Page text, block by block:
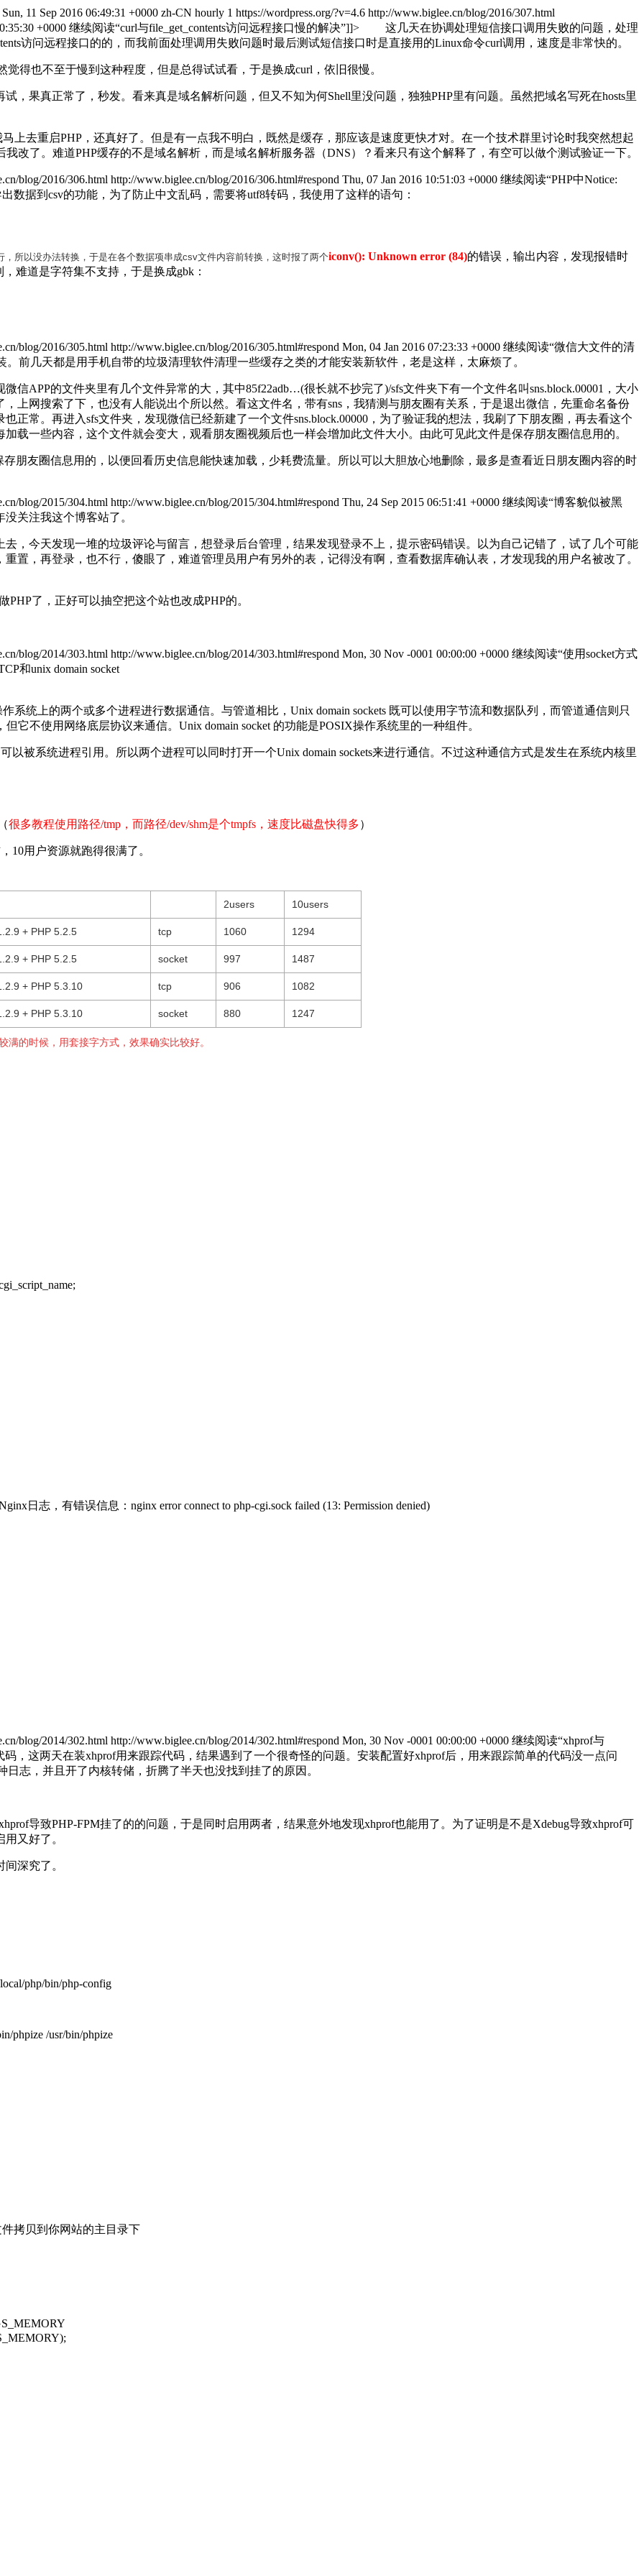
Sun, 11 Sep 2016 06:49:31 +0000 zh-CN hourly 1 https://wordpress.org/?v=4.6 http://www.biglee.cn/blog/2016/307.html
+0000 继续阅读“curl与file_get_contents访问远程接口慢的解决”]]>
这几天在协调处理短信接口调用失败的问题，处理
访问远程接口的的，而我前面处理调用失败问题时最后测试短信接口时是直接用的Linux命令curl调用，速度是非常快的。
也不至于慢到这种程度，但是总得试试看，于是换成curl，依旧很慢。
果真正常了，秒发。看来真是域名解析问题，但又不知为何Shell里没问题，独独PHP里有问题。虽然把域名写死在hosts里
去重启PHP，还真好了。但是有一点我不明白，既然是缓存，那应该是速度更快才对。在一个技术群里讨论时我突然想起
改了。难道PHP缓存的不是域名解析，而是域名解析服务器（DNS）？看来只有这个解释了，有空可以做个测试验证一下。
blog/2016/306.html http://www.biglee.cn/blog/2016/306.html#respond Thu, 07 Jan 2016 10:51:03 +0000 继续阅读“PHP中Notice:
到csv的功能，为了防止中文乱码，需要将utf8转码，我使用了这样的语句：
所以没办法转换，于是在各个数据项串成csv文件内容前转换，这时报了两个iconv(): Unknown error (84)的错误，输出内容，发现报错时
难道是字符集不支持，于是换成gbk：
blog/2016/305.html http://www.biglee.cn/blog/2016/305.html#respond Mon, 04 Jan 2016 07:23:33 +0000 继续阅读“微信大文件的清
几天都是用手机自带的垃圾清理软件清理一些缓存之类的才能安装新软件，老是这样，太麻烦了。
的文件夹里有几个文件异常的大，其中85f22adb…(很长就不抄完了)/sfs文件夹下有一个文件名叫sns.block.00001，大小
上网搜索了下，也没有人能说出个所以然。看这文件名，带有sns，我猜测与朋友圈有关系，于是退出微信，先重命名备份
正常。再进入sfs文件夹，发现微信已经新建了一个文件sns.block.00000，为了验证我的想法，我刷了下朋友圈，再去看这个
载一些内容，这个文件就会变大，观看朋友圈视频后也一样会增加此文件大小。由此可见此文件是保存朋友圈信息用的。
朋友圈信息用的，以便回看历史信息能快速加载，少耗费流量。所以可以大胆放心地删除，最多是查看近日朋友圈内容的时
blog/2015/304.html http://www.biglee.cn/blog/2015/304.html#respond Thu, 24 Sep 2015 06:51:41 +0000 继续阅读“博客貌似被黑
注我这个博客站了。
今天发现一堆的垃圾评论与留言，想登录后台管理，结果发现登录不上，提示密码错误。以为自己记错了，试了几个可能
置，再登录，也不行，傻眼了，难道管理员用户有另外的表，记得没有啊，查看数据库确认表，才发现我的用户名被改了。
了，正好可以抽空把这个站也改成PHP的。
blog/2014/303.html http://www.biglee.cn/blog/2014/303.html#respond Mon, 30 Nov -0001 00:00:00 +0000 继续阅读“使用socket方式
和unix domain socket
系统上的两个或多个进程进行数据通信。与管道相比，Unix domain sockets 既可以使用字节流和数据队列，而管道通信则只
但它不使用网络底层协议来通信。Unix domain socket 的功能是POSIX操作系统里的一种组件。
以被系统进程引用。所以两个进程可以同时打开一个Unix domain sockets来进行通信。不过这种通信方式是发生在系统内核里
很多教程使用路径/tmp，而路径/dev/shm是个tmpfs，速度比磁盘快得多）
10用户资源就跑得很满了。
2users 10users
+ PHP 5.2.5 tcp 1060 1294
+ PHP 5.2.5 socket 997 1487
+ PHP 5.3.10 tcp 906 1082
+ PHP 5.3.10 socket 880 1247
的时候，用套接字方式，效果确实比较好。
日志，有错误信息：nginx error connect to php-cgi.sock failed (13: Permission denied)
blog/2014/302.html http://www.biglee.cn/blog/2014/302.html#respond Mon, 30 Nov -0001 00:00:00 +0000 继续阅读“xhprof与
这两天在装xhprof用来跟踪代码，结果遇到了一个很奇怪的问题。安装配置好xhprof后，用来跟踪简单的代码没一点问
志，并且开了内核转储，折腾了半天也没找到挂了的原因。
导致PHP-FPM挂了的的问题，于是同时启用两者，结果意外地发现xhprof也能用了。为了证明是不是Xdebug导致xhprof可
又好了。
深究了。
php/bin/php-config
phpize /usr/bin/phpize
件拷贝到你网站的主目录下